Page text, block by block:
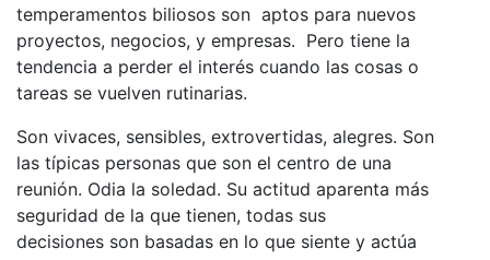
temperamentos biliosos son aptos para nuevos
proyectos, negocios, y empresas. Pero tiene la
tendencia a perder el interés cuando las cosas o
tareas se vuelven rutinarias.
Son vivaces, sensibles, extrovertidas, alegres. Son
las típicas personas que son el centro de una
reunión. Odia la soledad. Su actitud aparenta más
seguridad de la que tienen, todas sus
decisiones son basadas en lo que siente y actúa